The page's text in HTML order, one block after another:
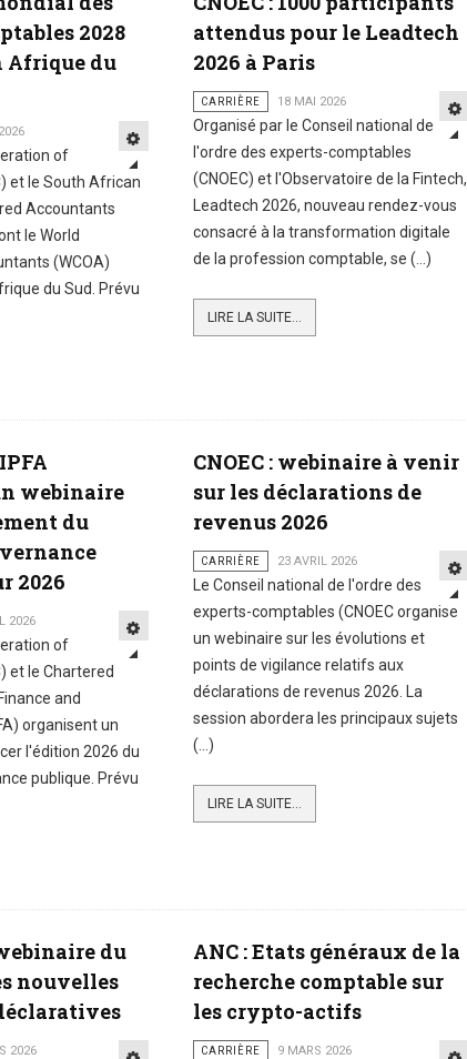
2028
Afrique du
of
et le South African
Accountants
le World
(WCOA)
du Sud. Prévu
attendus pour le Leadtech
2026 à Paris
CARRIÈRE 18 MAI 2026
Organisé par le Conseil national de
l'ordre des experts-comptables
(CNOEC) et l'Observatoire de la Fintech,
Leadtech 2026, nouveau rendez-vous
consacré à la transformation digitale
de la profession comptable, se (...)
LIRE LA SUITE...
webinaire
du
2026
2026
of
et le Chartered
and
organisent un
l'édition 2026 du
publique. Prévu
CNOEC : webinaire à venir
sur les déclarations de
revenus 2026
CARRIÈRE 23 AVRIL 2026
Le Conseil national de l'ordre des
experts-comptables (CNOEC organise
un webinaire sur les évolutions et
points de vigilance relatifs aux
déclarations de revenus 2026. La
session abordera les principaux sujets
(...)
LIRE LA SUITE...
du
nouvelles
2026
ANC : Etats généraux de la
recherche comptable sur
les crypto-actifs
CARRIÈRE 9 MARS 2026